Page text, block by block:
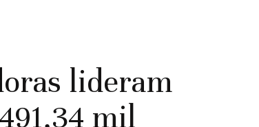
lideram
mil